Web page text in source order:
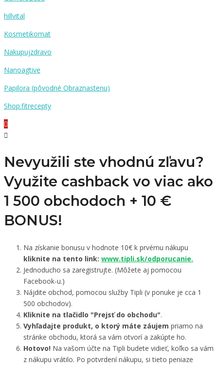
hillvital
Kosmetikomat
Nakupujzdravo
Nanoagtive
Papilora (pôvodné Obraznastenu)
Shop.fitrecepty
Nevyužili ste vhodnú zľavu?
Využite cashback vo viac ako
1 500 obchodoch + 10 €
BONUS!
Na získanie bonusu v hodnote 10€ k prvému nákupu
kliknite na tento link: www.tipli.sk/odporucanie.
Jednoducho sa zaregistrujte. (Môžete aj pomocou
Facebook-u.)
Nájdite obchod, pomocou služby Tipli (v ponuke je cca 1
500 obchodov).
Kliknite na tlačidlo "Prejsť do obchodu".
Vyhľadajte produkt, o ktorý máte záujem priamo na
stránke obchodu, ktorá sa vám otvorí a zakúpte ho.
Hotovo! Na vašom účte na Tipli budete vidieť, koľko sa vám
z nákupu vrátilo. Po potvrdení nákupu, si tieto peniaze